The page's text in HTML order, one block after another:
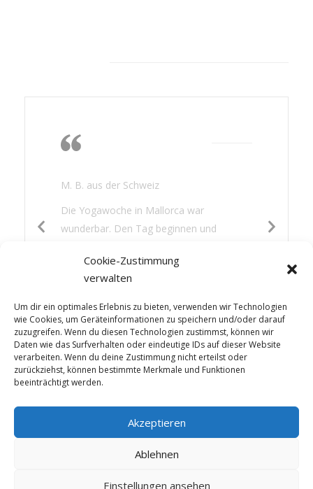
Cookie-Zustimmung
verwalten
Um dir ein optimales Erlebnis zu bieten, verwenden wir Technologien
wie Cookies, um Geräteinformationen zu speichern und/oder darauf
zuzugreifen. Wenn du diesen Technologien zustimmst, können wir
Daten wie das Surfverhalten oder eindeutige IDs auf dieser Website
verarbeiten. Wenn du deine Zustimmung nicht erteilst oder
zurückziehst, können bestimmte Merkmale und Funktionen
beeinträchtigt werden.
Akzeptieren
Ablehnen
Einstellungen ansehen
M. B. aus der Schweiz
Die Yogawoche in Mallorca war
wunderbar. Den Tag beginnen und
Erfahrung. Es hat mir gut getan: die
Wärme, das Nichtstun, lesen, gutes Essen
und etwas Sightseeing – die Mischung war
perfekt.